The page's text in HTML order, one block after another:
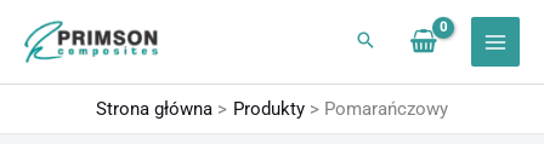
treści
Strona główna
Produkty Pomarańczowy